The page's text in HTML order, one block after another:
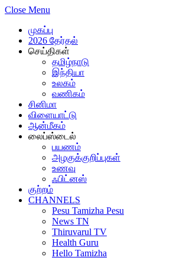
Close Menu
முகப்பு
2026 தேர்தல்
செய்திகள்
தமிழ்நாடு
இந்தியா
உலகம்
வணிகம்
சினிமா
விளையாட்டு
ஆன்மீகம்
லைப்ஸ்டைல்
பயணம்
அழகுக்குறிப்புகள்
உணவு
ஃபிட்னஸ்
குற்றம்
CHANNELS
Pesu Tamizha Pesu
News TN
Thiruvarul TV
Health Guru
Hello Tamizha